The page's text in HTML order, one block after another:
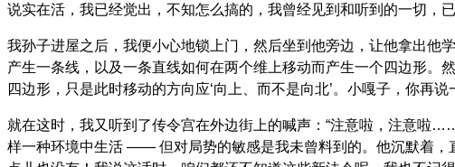
说实在活，我已经觉出，不知怎么搞的，我曾经见到和听到的一切，
我孙子进屋之后，我便小心地锁上门，然后坐到他旁边，让他拿出
产生一条线，以及一条直线如何在两个维上移动而产生一个四边形。
四边形，只是此时移动的方向应‘向上、而不是向北’。小嘎子，你再说
就在这时，我又听到了传令宫在外边街上的喊声：“注意啦，注意
样一种环境中生活 —— 但对局势的敏感是我未曾料到的。他沉默着，